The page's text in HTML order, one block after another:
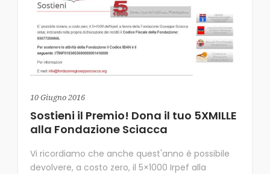
10 Giugno 2016
Sostieni il Premio! Dona il tuo 5XMILLE
alla Fondazione Sciacca
Vi ricordiamo che anche quest'anno è possibile
devolvere, a costo zero, il 5×1000 Irpef alla